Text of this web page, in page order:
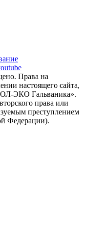
Права на
настоящего сайта,
ЭКО Гальваника».
права или
преступлением
Федерации).